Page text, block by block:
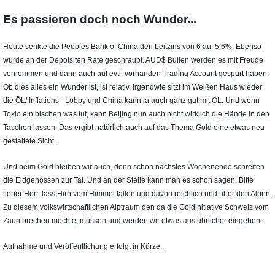
Es passieren doch noch Wunder...
Heute senkte die Peoples Bank of China den Leitzins von 6 auf 5.6%. Ebenso
wurde an der Depotsiten Rate geschraubt. AUD$ Bullen werden es mit Freude
vernommen und dann auch auf evtl. vorhanden Trading Account gespürt haben.
Ob dies alles ein Wunder ist, ist relativ. Irgendwie sitzt im Weißen Haus wieder
die ÖL/ Inflations - Lobby und China kann ja auch ganz gut mit ÖL. Und wenn
Tokio ein bischen was tut, kann Beijing nun auch nicht wirklich die Hände in den
Taschen lassen. Das ergibt natürlich auch auf das Thema Gold eine etwas neu
gestaltete Sicht.
Und beim Gold bleiben wir auch, denn schon nächstes Wochenende schreiten
die Eidgenossen zur Tat. Und an der Stelle kann man es schon sagen. Bitte
lieber Herr, lass Hirn vom Himmel fallen und davon reichlich und über den Alpen.
Zu diesem volkswirtschaftlichen Alptraum den da die Goldinitiative Schweiz vom
Zaun brechen möchte, müssen und werden wir etwas ausführlicher eingehen.
Aufnahme und Veröffentlichung erfolgt in Kürze...